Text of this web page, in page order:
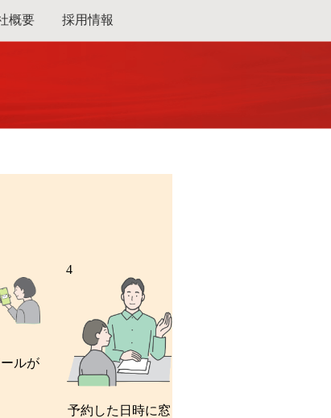
概要 採用情報
ルが
4
予約した日時に窓